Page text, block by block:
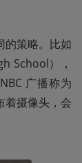
的策略。比如
School），
广播称为
着摄像头，会